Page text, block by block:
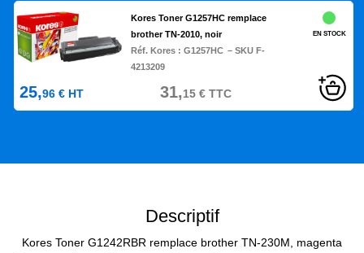
Kores Toner G1257HC remplace
brother TN-2010, noir
Réf. Kores : G1257HC – SKU F-
4213209
EN STOCK
25,96 € HT 31,15€TTC
Descriptif
Kores Toner G1242RBR remplace brother TN-230M, magenta